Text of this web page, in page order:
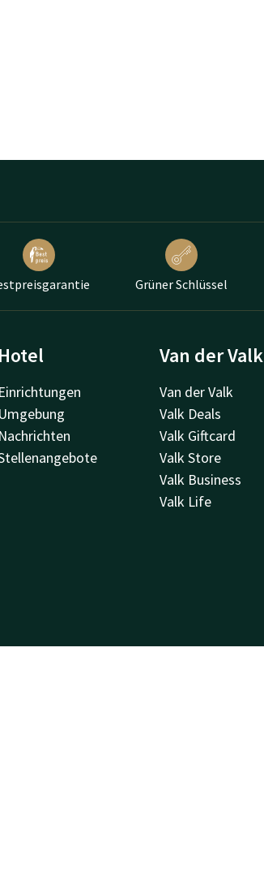
Grüner Schlüssel
Hotel
Einrichtungen
Umgebung
Nachrichten
Van der Valk
Van der Valk
Valk Deals
Valk Giftcard
Valk Store
Valk Business
Valk Life